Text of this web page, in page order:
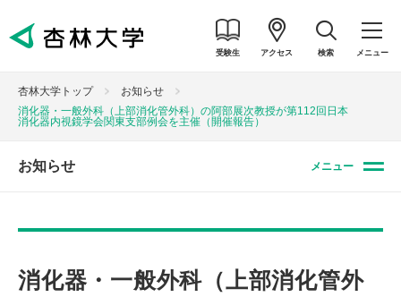
受験生 アクセス 検索 メニュー
杏林大学トップ
お知らせ
消化器・一般外科（上部消化管外科）の阿部展次教授が第112回日本
消化器内視鏡学会関東支部例会を主催（開催報告）
お知らせ メニュー
消化器・一般外科（上部消化管外